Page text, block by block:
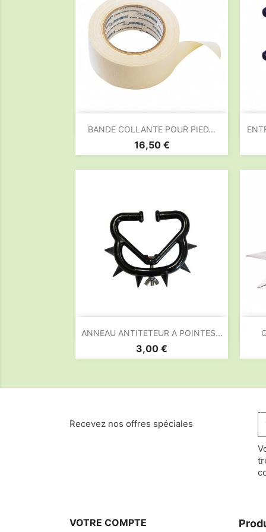
BANDE COLLANTE POUR PIED...
Prix
16,50 €
Aperçu rapide
ANNEAU ANTITETEUR A POINTES...
Prix
3,00 €
Aperçu rapide
Recevez nos offres spéciales
VOTRE COMPTE